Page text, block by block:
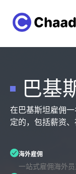
巴基
在巴基斯坦雇佣
定的，包括薪资、
海外雇佣
一站式雇佣海外